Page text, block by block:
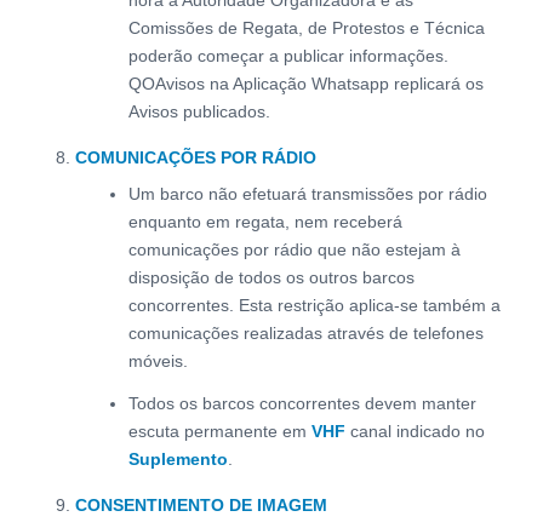
Comissões de Regata, de Protestos e Técnica
poderão começar a publicar informações.
QOAvisos na Aplicação Whatsapp replicará os
Avisos publicados.
COMUNICAÇÕES POR RÁDIO
Um barco não efetuará transmissões por rádio
enquanto em regata, nem receberá
comunicações por rádio que não estejam à
disposição de todos os outros barcos
concorrentes. Esta restrição aplica-se também a
comunicações realizadas através de telefones
móveis.
Todos os barcos concorrentes devem manter
escuta permanente em VHF canal indicado no
Suplemento
CONSENTIMENTO DE IMAGEM